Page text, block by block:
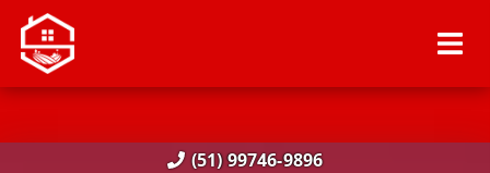
(51) 99746-9896